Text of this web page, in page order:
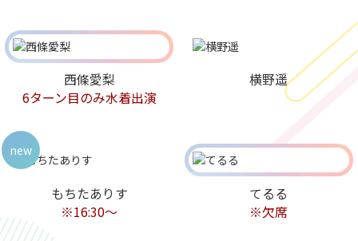
西條愛梨
6ターン目のみ水着出演
横野遥
もちたありす
※16:30～
new
てるる
※欠席